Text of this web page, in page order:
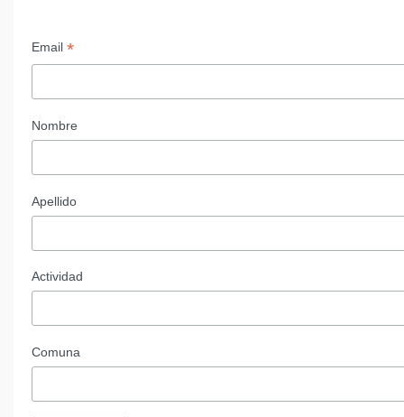
Email *
Nombre
Apellido
Actividad
Comuna